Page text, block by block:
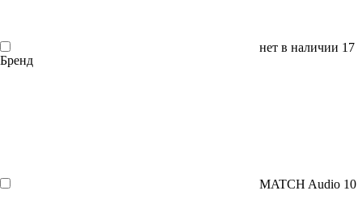
нет в наличии 17
Бренд
MATCH Audio 10